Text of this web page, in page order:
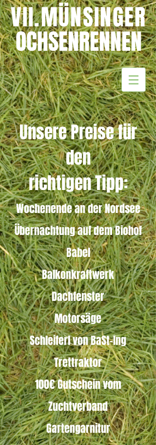
VII.MÜNSINGER
OCHSENRENNEN
Unsere Preise für
den
richtigen Tipp:
Wochenende an der Nordsee
Übernachtung auf dem Biohof
Babel
Balkonkraftwerk
Dachfenster
Motorsäge
Schleiferl von BaSt-Ing
Trettraktor
100€ Gutschein vom
Zuchtverband
Gartengarnitur